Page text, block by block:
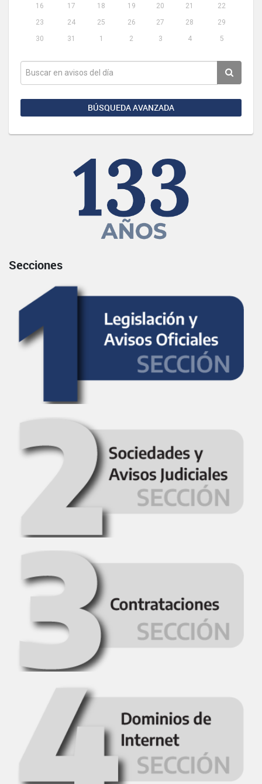
16
17 18 19 20 21
22
23
24 25 26 27 28
29
30
31 1 2 3 4 5
BÚSQUEDA AVANZADA
Secciones